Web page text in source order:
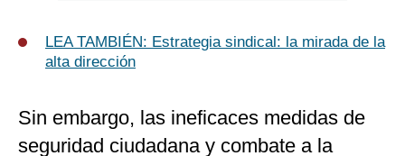
LEA TAMBIÉN: Estrategia sindical: la mirada de la
alta dirección
Sin embargo, las ineficaces medidas de
seguridad ciudadana y combate a la